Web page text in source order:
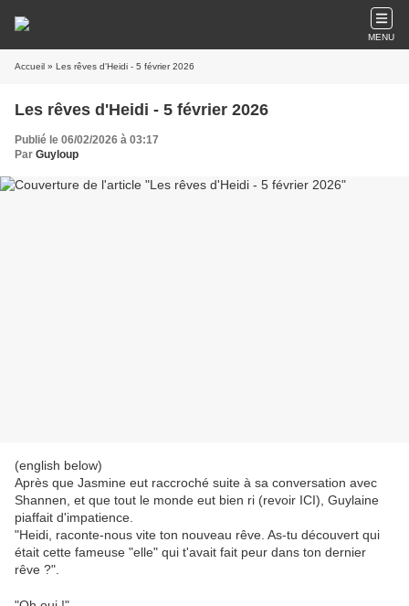
MENU
Accueil » Les rêves d'Heidi - 5 février 2026
Les rêves d'Heidi - 5 février 2026
Publié le 06/02/2026 à 03:17
Par Guyloup
(english below)
Après que Jasmine eut raccroché suite à sa conversation avec
Shannen, et que tout le monde eut bien ri (revoir ICI), Guylaine
piaffait d'impatience.
"Heidi, raconte-nous vite ton nouveau rêve. As-tu découvert qui
était cette fameuse "elle" qui t'avait fait peur dans ton dernier
rêve ?".